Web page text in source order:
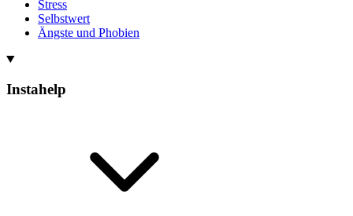
Stress
Selbstwert
Ängste und Phobien
Instahelp